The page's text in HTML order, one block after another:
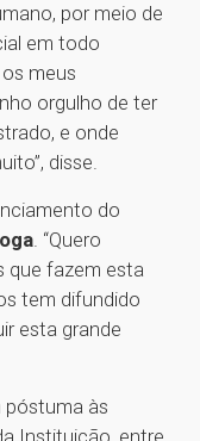
por meio de
em todo
meus
orgulho de ter
e onde
disse.
do
. “Quero
que fazem esta
tem difundido
esta grande
póstuma às